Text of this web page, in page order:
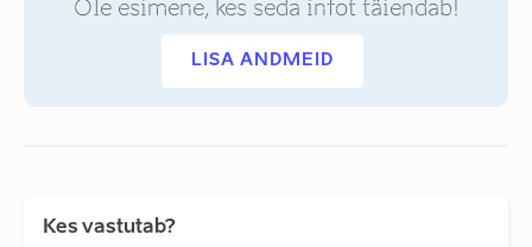
Ole esimene, kes seda infot täiendab!
LISA ANDMEID
Kes vastutab?